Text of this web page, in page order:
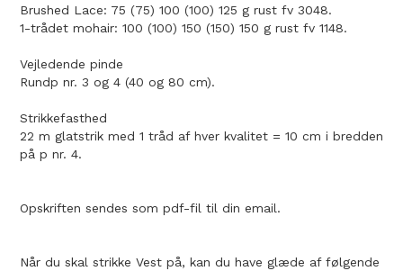
Brushed Lace: 75 (75) 100 (100) 125 g rust fv 3048.
1-trådet mohair: 100 (100) 150 (150) 150 g rust fv 1148.
Vejledende pinde
Rundp nr. 3 og 4 (40 og 80 cm).
Strikkefasthed
22 m glatstrik med 1 tråd af hver kvalitet = 10 cm i bredden
på p nr. 4.
Opskriften sendes som pdf-fil til din email.
Når du skal strikke Vest på, kan du have glæde af følgende